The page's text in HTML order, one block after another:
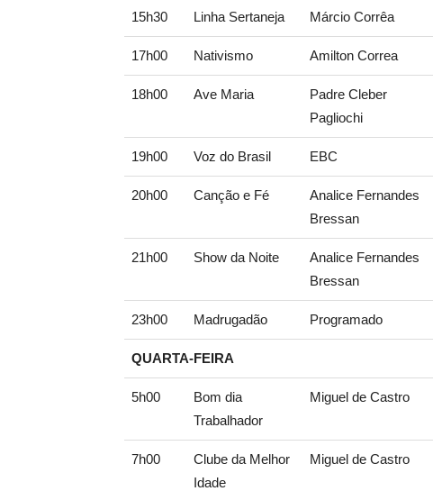
15h30 Linha Sertaneja Márcio Corrêa
17h00 Nativismo Amilton Correa
18h00 Ave Maria
Padre Cleber
Pagliochi
19h00 Voz do Brasil EBC
20h00 Canção e Fé
Analice Fernandes
Bressan
21h00 Show da Noite
Analice Fernandes
Bressan
23h00 Madrugadão Programado
QUARTA-FEIRA
5h00
Bom dia
Trabalhador
Miguel de Castro
7h00
Clube da Melhor
Idade
Miguel de Castro